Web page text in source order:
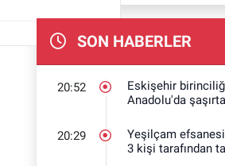
SON HABERLER
20:52
Eskişehir
Anadolu'da
20:29
Yeşilçam
3 kişi tarafından